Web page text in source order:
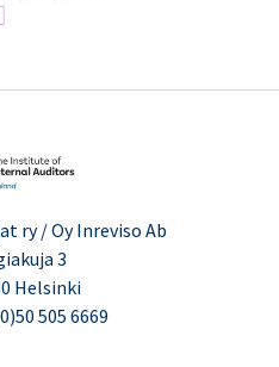
ry / Oy Inreviso Ab
3
Helsinki
505 6669